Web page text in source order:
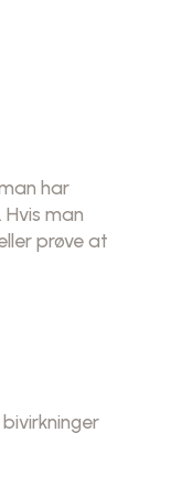
har
man
prøve at